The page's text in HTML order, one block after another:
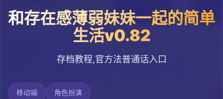
和存在感薄弱妹妹一起的简单
生活v0.82
存档教程,官方法普通话入口
移动端 角色扮演